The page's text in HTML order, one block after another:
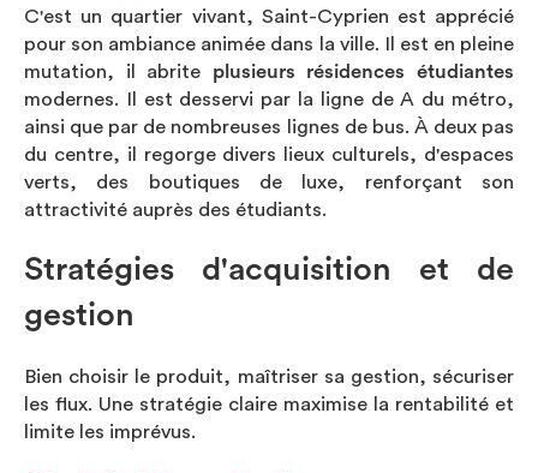
C'est un quartier vivant, Saint-Cyprien est apprécié
pour son ambiance animée dans la ville. Il est en pleine
mutation, il abrite plusieurs résidences étudiantes
modernes. Il est desservi par la ligne de A du métro,
ainsi que par de nombreuses lignes de bus. À deux pas
du centre, il regorge divers lieux culturels, d'espaces
verts, des boutiques de luxe, renforçant son
attractivité auprès des étudiants.
Stratégies d'acquisition et de
gestion
Bien choisir le produit, maîtriser sa gestion, sécuriser
les flux. Une stratégie claire maximise la rentabilité et
limite les imprévus.